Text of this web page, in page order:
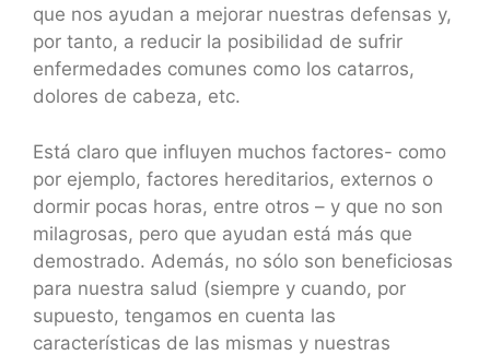
que nos ayudan a mejorar nuestras defensas y,
por tanto, a reducir la posibilidad de sufrir
enfermedades comunes como los catarros,
dolores de cabeza, etc.
Está claro que influyen muchos factores- como
por ejemplo, factores hereditarios, externos o
dormir pocas horas, entre otros – y que no son
milagrosas, pero que ayudan está más que
demostrado. Además, no sólo son beneficiosas
para nuestra salud (siempre y cuando, por
supuesto, tengamos en cuenta las
características de las mismas y nuestras